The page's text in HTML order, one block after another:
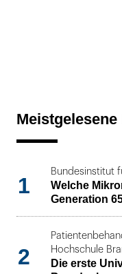
1
Bundesinstitut
Welche
Generation
2
Hochschule
Die erste